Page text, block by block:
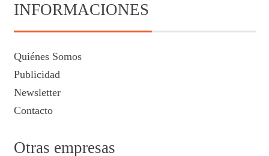
INFORMACIONES
Quiénes Somos
Publicidad
Newsletter
Contacto
Otras empresas